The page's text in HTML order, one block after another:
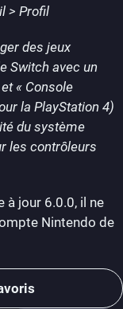
> Profil
des jeux
Switch avec un
« Console
la PlayStation 4)
du système
les contrôleurs
à jour 6.0.0, il ne
Nintendo de